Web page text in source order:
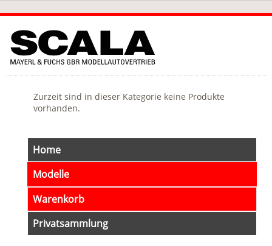
Zurzeit sind in dieser Kategorie keine Produkte
vorhanden.
Navigation
überspringen
Home
Modelle
Warenkorb
Privatsammlung